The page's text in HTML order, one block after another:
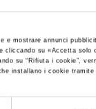
e mostrare annunci
cliccando su «Accetta solo
su “Rifiuta i cookie”,
installano i cookie
da